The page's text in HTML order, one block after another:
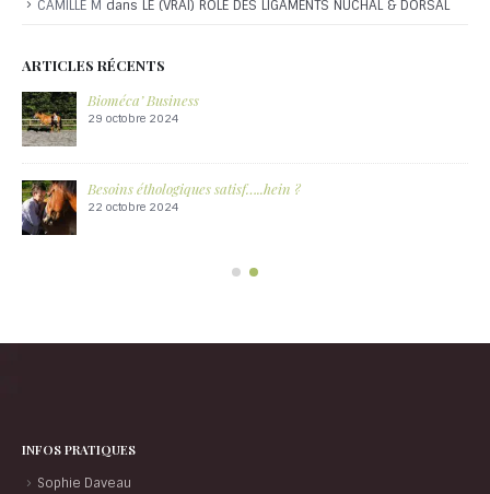
CAMILLE M dans LE (VRAI) RÔLE DES LIGAMENTS NUCHAL & DORSAL
ARTICLES RÉCENTS
Bioméca’ Business
29 octobre 2024
Besoins éthologiques satisf…..hein ?
22 octobre 2024
INFOS PRATIQUES
Sophie Daveau